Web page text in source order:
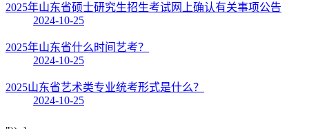
2025年山东省硕士研究生招生考试网上确认有关事项公告
2024-10-25
2025年山东省什么时间艺考？
2024-10-25
2025山东省艺术类专业统考形式是什么？
2024-10-25